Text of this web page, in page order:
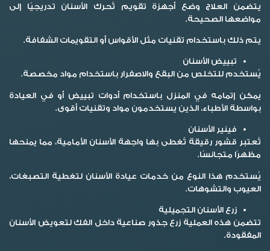
يتضمن العلاج وضع أجهزة تقويم تُحرك الأسنان تدريجيًا إلى
مواضعها الصحيحة.
يتم ذلك باستخدام تقنيات مثل الأقواس أو التقويمات الشفافة.
تبييض الأسنان
يُستخدم للتخلص من البقع والاصفرار باستخدام مواد مخصصة.
يمكن إتمامه في المنزل باستخدام أدوات تبييض أو في العيادة
بواسطة الأطباء، الذين يستخدمون مواد وتقنيات أقوى.
فينير الأسنان
تُعتبر قشور رقيقة تُغطى بها واجهة الأسنان الأمامية، مما يمنحها
مظهرًا متجانسًا.
يُستخدم هذا النوع من خدمات عيادة الأسنان لتغطية التصبغات،
العيوب والتشوهات.
زرع الأسنان التجميلية
تتضمن هذه العملية زرع جذور صناعية داخل الفك لتعويض الأسنان
المفقودة.